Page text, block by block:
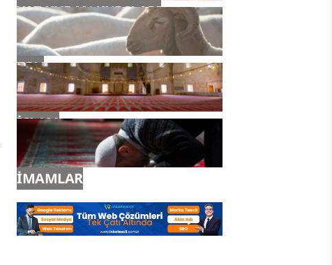
YAZ KURAN KURSLARI
TDV
İSLAM
İMAMLAR